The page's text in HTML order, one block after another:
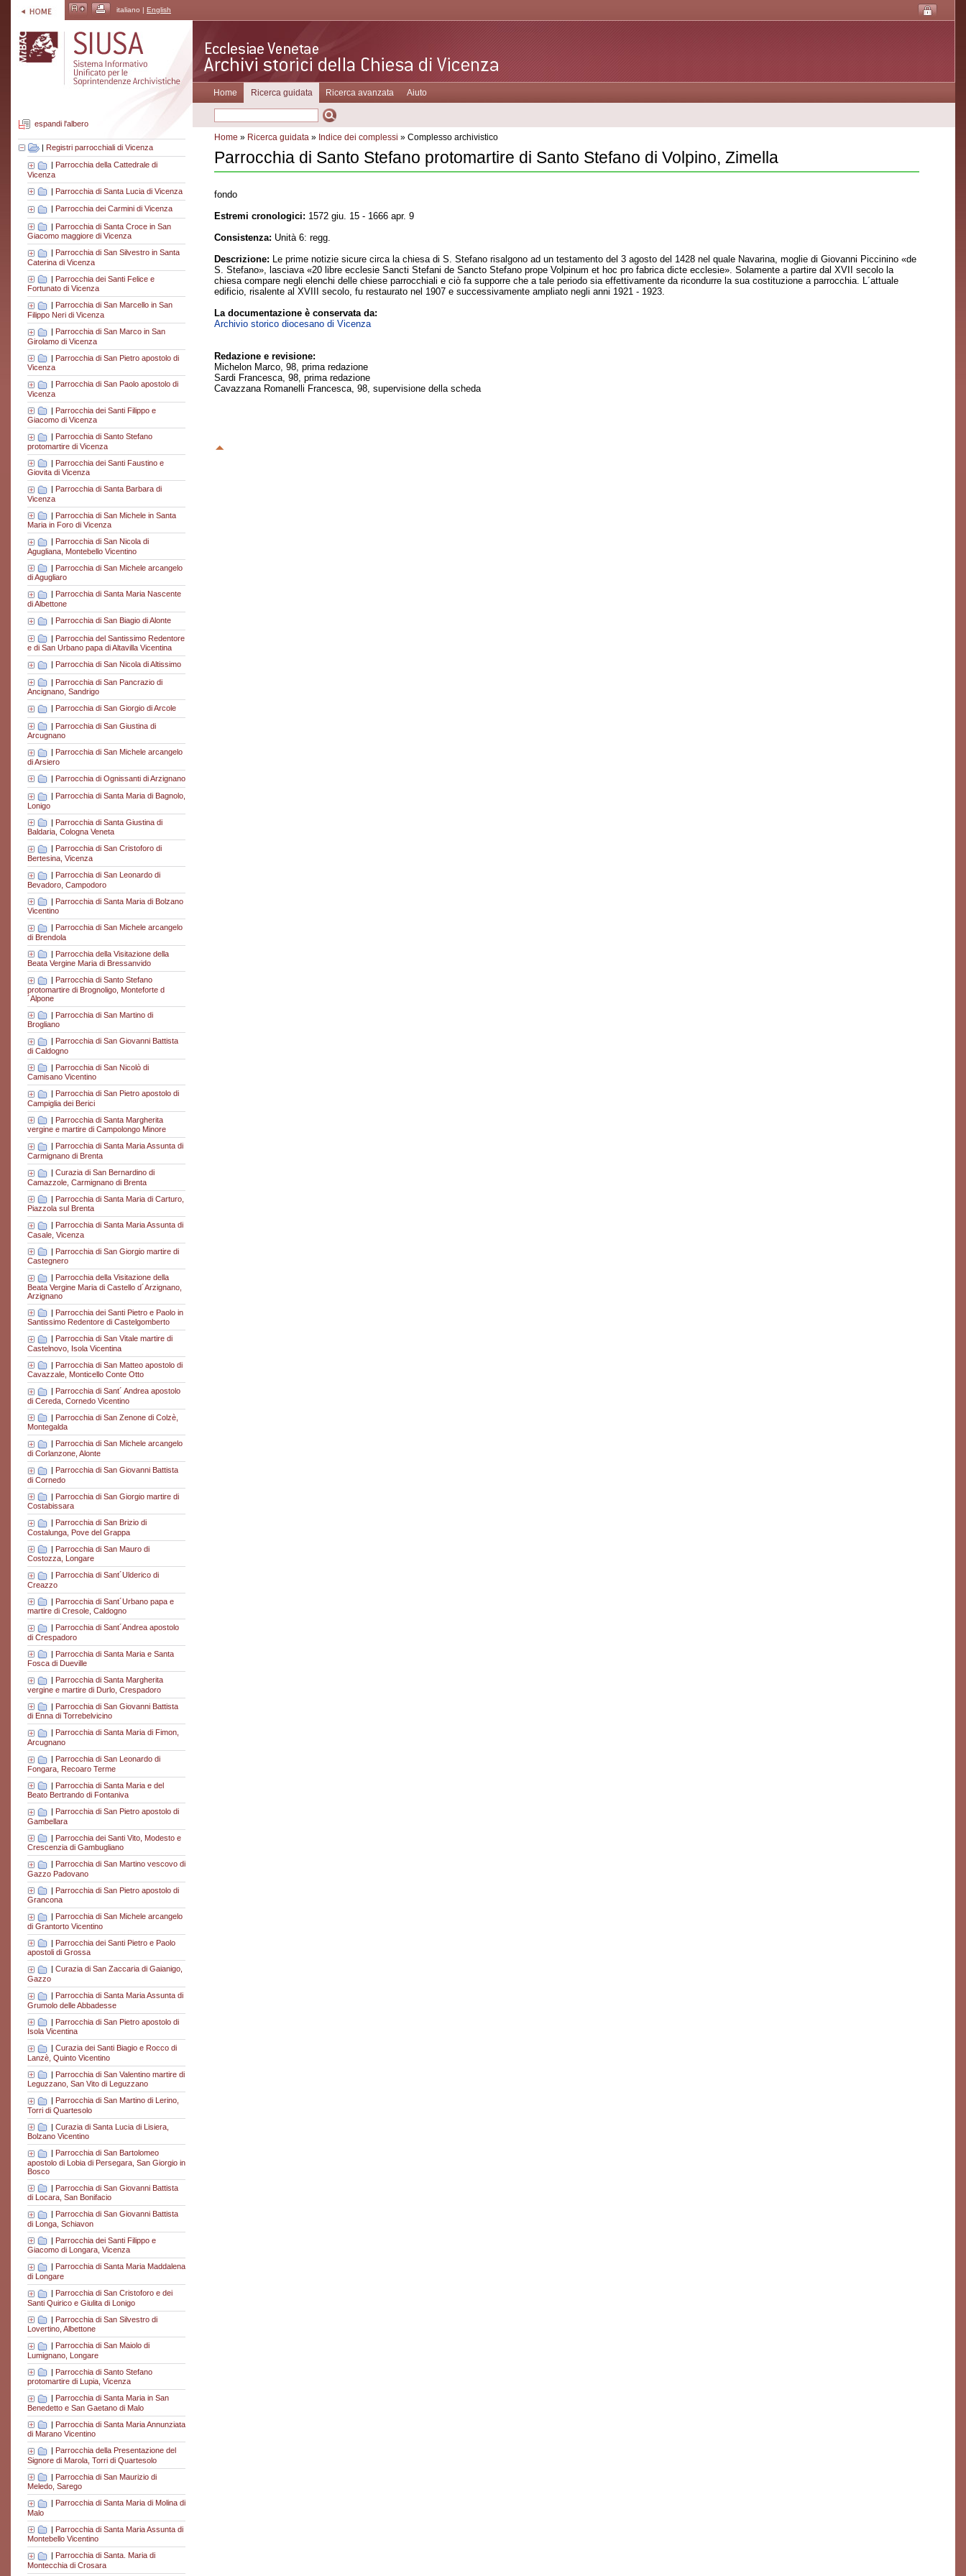
italiano | English
espandi l'albero
| Registri parrocchiali di Vicenza
| Parrocchia della Cattedrale di
Vicenza
| Parrocchia di Santa Lucia di Vicenza
Parrocchia dei Carmini di Vicenza
| Parrocchia di Santa Croce in San
Giacomo maggiore di Vicenza
Parrocchia di San Silvestro in Santa
Caterina di Vicenza
| Parrocchia dei Santi Felice e
Fortunato di Vicenza
Parrocchia di San Marcello in San
Filippo Neri di Vicenza
| Parrocchia di San Marco in San
Girolamo di Vicenza
| Parrocchia di San Pietro apostolo di
Vicenza
| Parrocchia di San Paolo apostolo di
Vicenza
| Parrocchia dei Santi Filippo e
Giacomo di Vicenza
| Parrocchia di Santo Stefano
protomartire di Vicenza
| Parrocchia dei Santi Faustino e
Giovita di Vicenza
Parrocchia di Santa Barbara di
Vicenza
| Parrocchia di San Michele in Santa
Maria in Foro di Vicenza
Parrocchia di San Nicola di
Agugliana, Montebello Vicentino
| Parrocchia di San Michele arcangelo
di Agugliaro
Parrocchia di Santa Maria Nascente
di Albettone
| Parrocchia di San Biagio di Alonte
| Parrocchia del Santissimo Redentore
e di San Urbano papa di Altavilla Vicentina
| Parrocchia di San Nicola di Altissimo
| Parrocchia di San Pancrazio di
Ancignano, Sandrigo
| Parrocchia di San Giorgio di Arcole
| Parrocchia di San Giustina di
Arcugnano
Parrocchia di San Michele arcangelo
di Arsiero
| Parrocchia di Ognissanti di Arzignano
Parrocchia di Santa Maria di Bagnolo,
Lonigo
| Parrocchia di Santa Giustina di
Baldaria, Cologna Veneta
Parrocchia di San Cristoforo di
Bertesina, Vicenza
| Parrocchia di San Leonardo di
Bevadoro, Campodoro
| Parrocchia di Santa Maria di Bolzano
Vicentino
| Parrocchia di San Michele arcangelo
di Brendola
| Parrocchia della Visitazione della
Beata Vergine Maria di Bressanvido
| Parrocchia di Santo Stefano
protomartire di Brognoligo, Monteforte d
´Alpone
| Parrocchia di San Martino di
Brogliano
Parrocchia di San Giovanni Battista
di Caldogno
| Parrocchia di San Nicolò di
Camisano Vicentino
Parrocchia di San Pietro apostolo di
Campiglia dei Berici
| Parrocchia di Santa Margherita
vergine e martire di Campolongo Minore
Parrocchia di Santa Maria Assunta di
Carmignano di Brenta
| Curazia di San Bernardino di
Camazzole, Carmignano di Brenta
| Parrocchia di Santa Maria di Carturo,
Piazzola sul Brenta
| Parrocchia di Santa Maria Assunta di
Casale, Vicenza
| Parrocchia di San Giorgio martire di
Castegnero
| Parrocchia della Visitazione della
Beata Vergine Maria di Castello d´Arzignano,
Arzignano
| Parrocchia dei Santi Pietro e Paolo in
Santissimo Redentore di Castelgomberto
Parrocchia di San Vitale martire di
Castelnovo, Isola Vicentina
| Parrocchia di San Matteo apostolo di
Cavazzale, Monticello Conte Otto
Parrocchia di Sant´ Andrea apostolo
di Cereda, Cornedo Vicentino
| Parrocchia di San Zenone di Colzè,
Montegalda
Parrocchia di San Michele arcangelo
di Corlanzone, Alonte
| Parrocchia di San Giovanni Battista
di Cornedo
| Parrocchia di San Giorgio martire di
Costabissara
| Parrocchia di San Brizio di
Costalunga, Pove del Grappa
| Parrocchia di San Mauro di
Costozza, Longare
Parrocchia di Sant´Ulderico di
Creazzo
| Parrocchia di Sant´Urbano papa e
martire di Cresole, Caldogno
Parrocchia di Sant´Andrea apostolo
di Crespadoro
| Parrocchia di Santa Maria e Santa
Fosca di Dueville
Parrocchia di Santa Margherita
vergine e martire di Durlo, Crespadoro
| Parrocchia di San Giovanni Battista
di Enna di Torrebelvicino
Parrocchia di Santa Maria di Fimon,
Arcugnano
| Parrocchia di San Leonardo di
Fongara, Recoaro Terme
| Parrocchia di Santa Maria e del
Beato Bertrando di Fontaniva
| Parrocchia di San Pietro apostolo di
Gambellara
| Parrocchia dei Santi Vito, Modesto e
Crescenzia di Gambugliano
Parrocchia di San Martino vescovo di
Gazzo Padovano
| Parrocchia di San Pietro apostolo di
Grancona
Parrocchia di San Michele arcangelo
di Grantorto Vicentino
| Parrocchia dei Santi Pietro e Paolo
apostoli di Grossa
Curazia di San Zaccaria di Gaianigo,
Gazzo
| Parrocchia di Santa Maria Assunta di
Grumolo delle Abbadesse
| Parrocchia di San Pietro apostolo di
Isola Vicentina
| Curazia dei Santi Biagio e Rocco di
Lanzè, Quinto Vicentino
| Parrocchia di San Valentino martire di
Leguzzano, San Vito di Leguzzano
| Parrocchia di San Martino di Lerino,
Torri di Quartesolo
| Curazia di Santa Lucia di Lisiera,
Bolzano Vicentino
Parrocchia di San Bartolomeo
apostolo di Lobia di Persegara, San Giorgio in
Bosco
| Parrocchia di San Giovanni Battista
di Locara, San Bonifacio
Parrocchia di San Giovanni Battista
di Longa, Schiavon
| Parrocchia dei Santi Filippo e
Giacomo di Longara, Vicenza
Parrocchia di Santa Maria Maddalena
di Longare
| Parrocchia di San Cristoforo e dei
Santi Quirico e Giulita di Lonigo
| Parrocchia di San Silvestro di
Lovertino, Albettone
| Parrocchia di San Maiolo di
Lumignano, Longare
| Parrocchia di Santo Stefano
protomartire di Lupia, Vicenza
| Parrocchia di Santa Maria in San
Benedetto e San Gaetano di Malo
| Parrocchia di Santa Maria Annunziata
di Marano Vicentino
Parrocchia della Presentazione del
Signore di Marola, Torri di Quartesolo
| Parrocchia di San Maurizio di
Meledo, Sarego
Parrocchia di Santa Maria di Molina di
Malo
| Parrocchia di Santa Maria Assunta di
Montebello Vicentino
Parrocchia di Santa. Maria di
Montecchia di Crosara
Home Ricerca guidata Ricerca avanzata Aiuto
Home » Ricerca guidata » Indice dei complessi » Complesso archivistico
Parrocchia di Santo Stefano protomartire di Santo Stefano di Volpino, Zimella
fondo
Estremi cronologici: 1572 giu. 15 - 1666 apr. 9
Consistenza: Unità 6: regg.
Descrizione: Le prime notizie sicure circa la chiesa di S. Stefano risalgono ad un testamento del 3 agosto del 1428 nel quale Navarina, moglie di Giovanni Piccinino «de
S. Stefano», lasciava «20 libre ecclesie Sancti Stefani de Sancto Stefano prope Volpinum et hoc pro fabrica dicte ecclesie». Solamente a partire dal XVII secolo la
chiesa compare negli elenchi delle chiese parrocchiali e ciò fa supporre che a tale periodo sia effettivamente da ricondurre la sua costituzione a parrocchia. L´attuale
edificio, risalente al XVIII secolo, fu restaurato nel 1907 e successivamente ampliato negli anni 1921 - 1923.
La documentazione è conservata da:
Archivio storico diocesano di Vicenza
Redazione e revisione:
Michelon Marco, 98, prima redazione
Sardi Francesca, 98, prima redazione
Cavazzana Romanelli Francesca, 98, supervisione della scheda